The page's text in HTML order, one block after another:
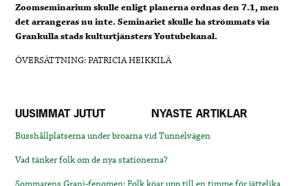
Zoomseminarium skulle enligt planerna ordnas den 7.1, men
det arrangeras nu inte. Seminariet skulle ha strömmats via
Grankulla stads kulturtjänsters Youtubekanal.
ÖVERSÄTTNING: PATRICIA HEIKKILÄ
UUSIMMAT JUTUT NYASTE ARTIKLAR
Busshållplatserna under broarna vid Tunnelvägen
Vad tänker folk om de nya stationerna?